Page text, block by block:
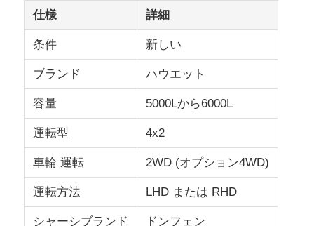
特殊車両部品
衛生電動三輪車
貨物トラック
仕様 詳細
条件 新しい
ブランド ハウエット
容量 5000Lから6000L
運転型 4x2
車輪 運転 2WD (オプション4WD)
運転方法 LHD または RHD
シャーシブランド ドンフェン